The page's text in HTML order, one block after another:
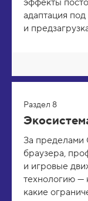
адаптация
и
Раздел 8
За пределами
браузера,
и игровые
технологию —
какие